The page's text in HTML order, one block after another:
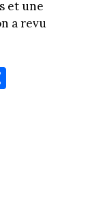
et une
a revu
Pa